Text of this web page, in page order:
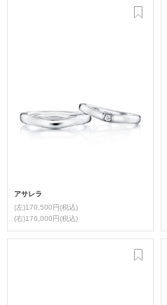
アサレラ
(左)170,500円(税込)
(右)176,000円(税込)